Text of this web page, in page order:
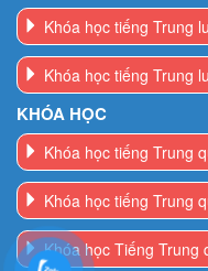
Khóa học tiếng Trung
KHÓA HỌC
Khóa học tiếng Trung
Khóa học tiếng Trung
Khóa học Tiếng Trung
Khóa học tiếng Trung